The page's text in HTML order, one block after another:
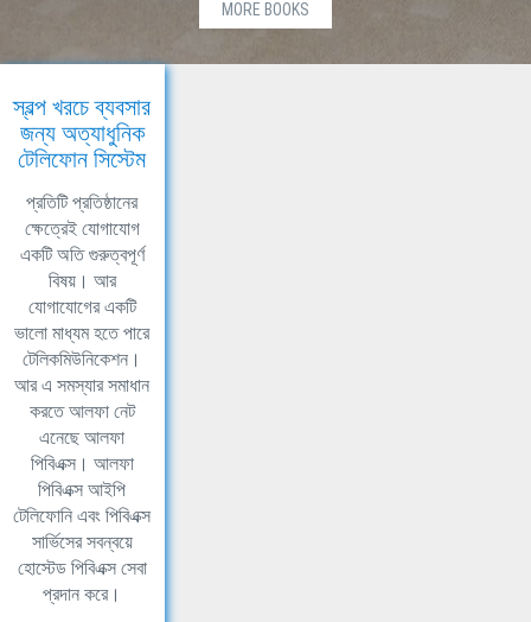
MORE BOOKS
স্বল্প খরচে ব্যবসার
জন্য অত্যাধুনিক
টেলিফোন সিস্টেম
প্রতিটি প্রতিষ্ঠানের
ক্ষেত্রেই যোগাযোগ
একটি অতি গুরুত্বপূর্ণ
বিষয়। আর
যোগাযোগের একটি
ভালো মাধ্যম হতে পারে
টেলিকমিউনিকেশন।
আর এ সমস্যার সমাধান
করতে আলফা নেট
এনেছে আলফা
পিবিএক্স। আলফা
পিবিএক্স আইপি
টেলিফোনি এবং পিবিএক্স
সার্ভিসের সবন্বয়ে
হোস্টেড পিবিএক্স সেবা
প্রদান করে।